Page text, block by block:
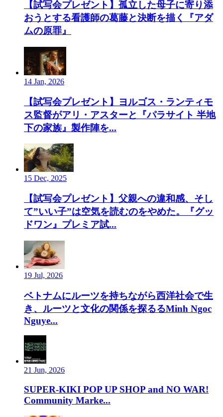
【試写会プレゼント】孤立した母子に寄り添
おうとする看護師の葛藤と決断を描く『アダ
ムの原罪』
14 Jan, 2026
【試写会プレゼント】ヨルゴス・ランティモ
ス監督がアリ・アスターと『パラサイト 半地
下の家族』製作陣を...
15 Dec, 2025
【試写会プレゼント】父親への違和感、そし
て”いい子”は空気を読むのをやめた。『グッ
ドワン』プレミア試...
19 Jul, 2026
ベトナムにルーツを持ちながら西洋社会で生
き、ルーツと文化の関係を探るるMinh Ngoc
Nguye...
21 Jun, 2026
SUPER-KIKI POP UP SHOP and NO WAR!
Community Marke...